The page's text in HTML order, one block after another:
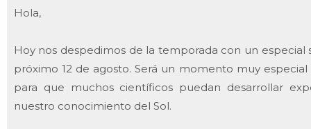
Hola,
Hoy nos despedimos de la temporada con un
próximo 12 de agosto. Será un momento muy
para que muchos científicos puedan desarrollar
nuestro conocimiento del Sol.